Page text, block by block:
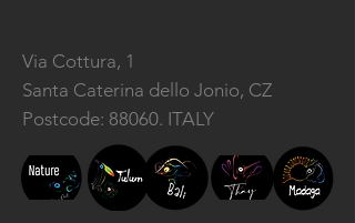
Via Cottura, 1
Santa Caterina dello Jonio, CZ
Postcode: 88060. ITALY